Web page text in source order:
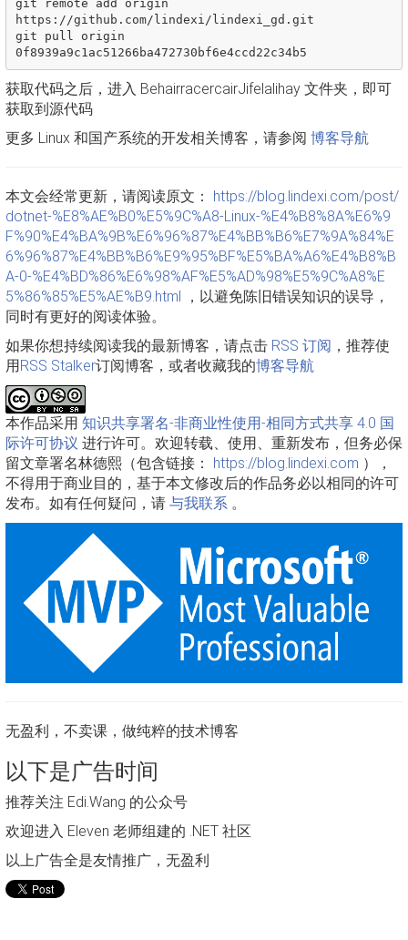
git remote add origin
https://github.com/lindexi/lindexi_gd.git
git pull origin
获取代码之后，进入 BehairracercairJifelalihay 文件夹，即可
获取到源代码
更多 Linux 和国产系统的开发相关博客，请参阅 博客导航
本文会经常更新，请阅读原文： https://blog.lindexi.com/post/
dotnet-%E8%AE%B0%E5%9C%A8-Linux-%E4%B8%8A%E6%9
F%90%E4%BA%9B%E6%96%87%E4%BB%B6%E7%9A%84%E
6%96%87%E4%BB%B6%E9%95%BF%E5%BA%A6%E4%B8%B
A-0-%E4%BD%86%E6%98%AF%E5%AD%98%E5%9C%A8%E
5%86%85%E5%AE%B9.html ，以避免陈旧错误知识的误导，
同时有更好的阅读体验。
如果你想持续阅读我的最新博客，请点击 RSS 订阅 ，推荐使
用RSS Stalker订阅博客，或者收藏我的博客导航
本作品采用 知识共享署名-非商业性使用-相同方式共享 4.0 国
际许可协议 进行许可。欢迎转载、使用、重新发布，但务必保
留文章署名林德熙（包含链接： https://blog.lindexi.com ），
不得用于商业目的，基于本文修改后的作品务必以相同的许可
发布。如有任何疑问，请 与我联系 。
无盈利，不卖课，做纯粹的技术博客
以下是广告时间
推荐关注 Edi.Wang 的公众号
欢迎进入 Eleven 老师组建的 .NET 社区
以上广告全是友情推广，无盈利